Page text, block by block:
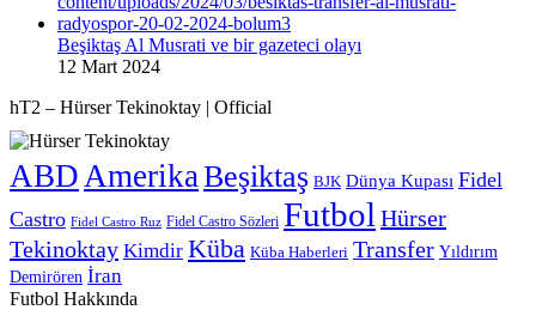
Beşiktaş Al Musrati ve bir gazeteci olayı
12 Mart 2024
hT2 – Hürser Tekinoktay | Official
ABD Amerika Beşiktaş BJK Dünya Kupası Fidel
Castro Fidel Castro Ruz Fidel Castro Sözleri Futbol Hürser
Tekinoktay Kimdir Küba Küba Haberleri Transfer Yıldırım
Demirören İran
Futbol Hakkında